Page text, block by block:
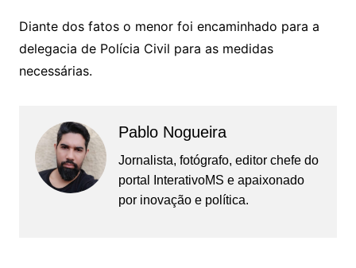
Diante dos fatos o menor foi encaminhado para a
delegacia de Polícia Civil para as medidas
necessárias.
Pablo Nogueira
Jornalista, fotógrafo, editor chefe do
portal InterativoMS e apaixonado
por inovação e política.